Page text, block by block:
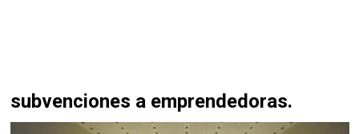
subvenciones a emprendedoras.